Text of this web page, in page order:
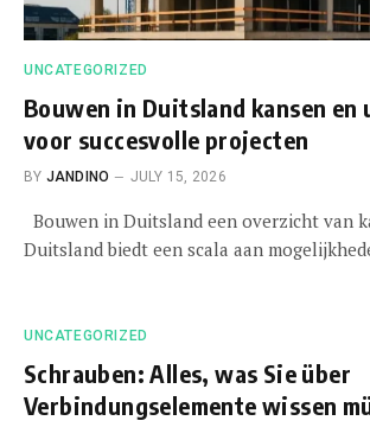
UNCATEGORIZED
Bouwen in Duitsland kansen en
voor succesvolle projecten
BY JANDINO JULY 15, 2026
Bouwen in Duitsland een overzicht van
Duitsland biedt een scala aan
UNCATEGORIZED
Schrauben: Alles, was Sie über
Verbindungselemente wissen